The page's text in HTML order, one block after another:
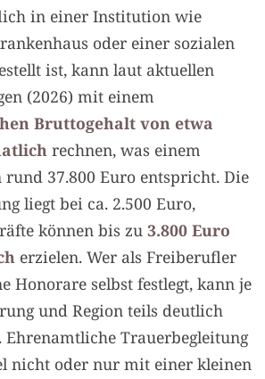
in einer Institution wie
oder einer sozialen
ist, kann laut aktuellen
(2026) mit einem
Bruttogehalt von etwa
rechnen, was einem
rund 37.800 Euro entspricht. Die
liegt bei ca. 2.500 Euro,
können bis zu 3.800 Euro
erzielen. Wer als Freiberufler
Honorare selbst festlegt, kann je
und Region teils deutlich
Trauerbegleitung
nicht oder nur mit einer kleinen